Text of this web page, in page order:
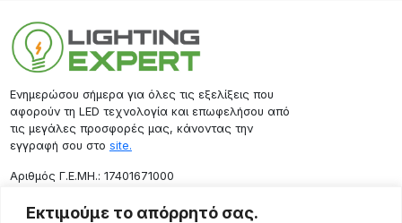
Εκτιμούμε το απόρρητό σας.
Ενημερώσου σήμερα για όλες τις εξελίξεις που
αφορούν τη LED τεχνολογία και επωφελήσου από
τις μεγάλες προσφορές μας, κάνοντας την
εγγραφή σου στο site.
Aριθμός Γ.Ε.ΜΗ.: 17401671000
Επικοινωνία